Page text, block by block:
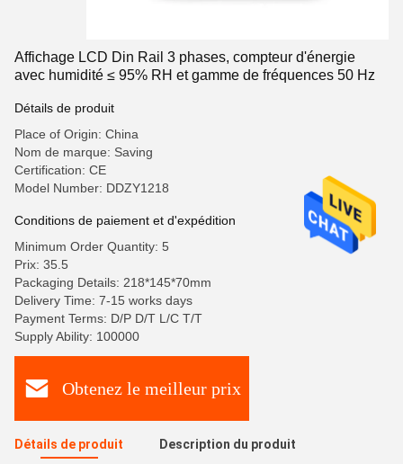
Affichage LCD Din Rail 3 phases, compteur d'énergie
avec humidité ≤ 95% RH et gamme de fréquences 50 Hz
Détails de produit
Place of Origin: China
Nom de marque: Saving
Certification: CE
Model Number: DDZY1218
Conditions de paiement et d'expédition
Minimum Order Quantity: 5
Prix: 35.5
Packaging Details: 218*145*70mm
Delivery Time: 7-15 works days
Payment Terms: D/P D/T L/C T/T
Supply Ability: 100000
Obtenez le meilleur prix
Détails de produit Description du produit